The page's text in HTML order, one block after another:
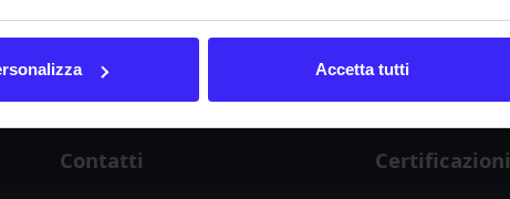
Accetta tutti
Contatti Certificazioni